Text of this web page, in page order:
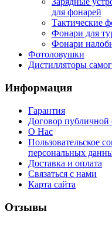
для фонарей
Тактические
Фонари для
Фонари
Фотоловушки
Дистилляторы
Информация
Гарантия
Договор публичной
О Нас
Пользовательское
персональных
Доставка и оплата
Связаться с нами
Карта сайта
Отзывы